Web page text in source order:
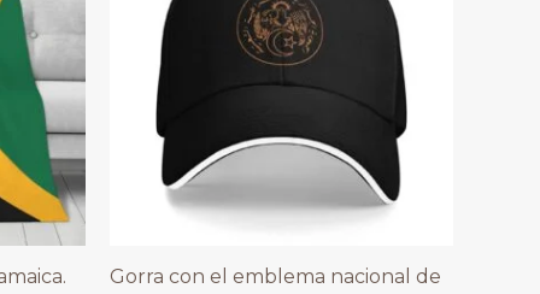
Gorra con el emblema nacional de